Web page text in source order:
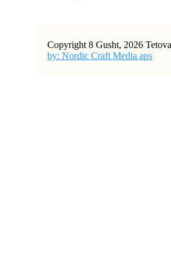
Copyright 8 Gusht, 2026
by: Nordic Craft Media aps